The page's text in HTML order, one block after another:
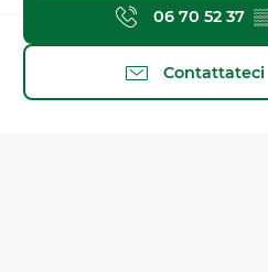
06 70 52 37
Contattateci